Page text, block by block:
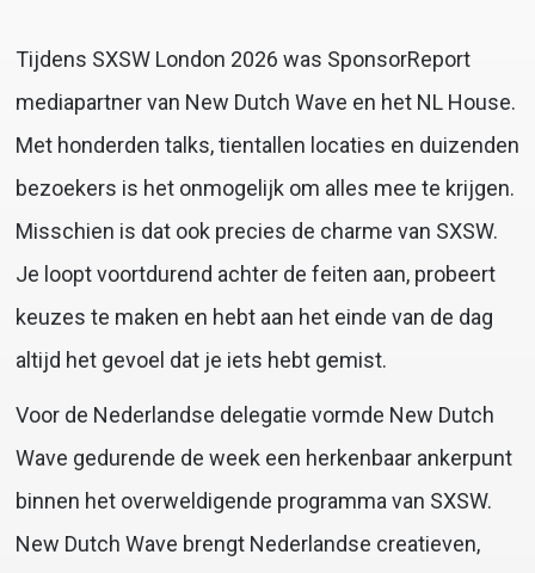
Tijdens SXSW London 2026 was SponsorReport
mediapartner van New Dutch Wave en het NL House.
Met honderden talks, tientallen locaties en duizenden
bezoekers is het onmogelijk om alles mee te krijgen.
Misschien is dat ook precies de charme van SXSW.
Je loopt voortdurend achter de feiten aan, probeert
keuzes te maken en hebt aan het einde van de dag
altijd het gevoel dat je iets hebt gemist.
Voor de Nederlandse delegatie vormde New Dutch
Wave gedurende de week een herkenbaar ankerpunt
binnen het overweldigende programma van SXSW.
New Dutch Wave brengt Nederlandse creatieven,